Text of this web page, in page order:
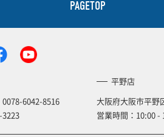
PAGETOP
0078-6042-8516
平野店
大阪府大阪市平野
営業時間：10:00 -